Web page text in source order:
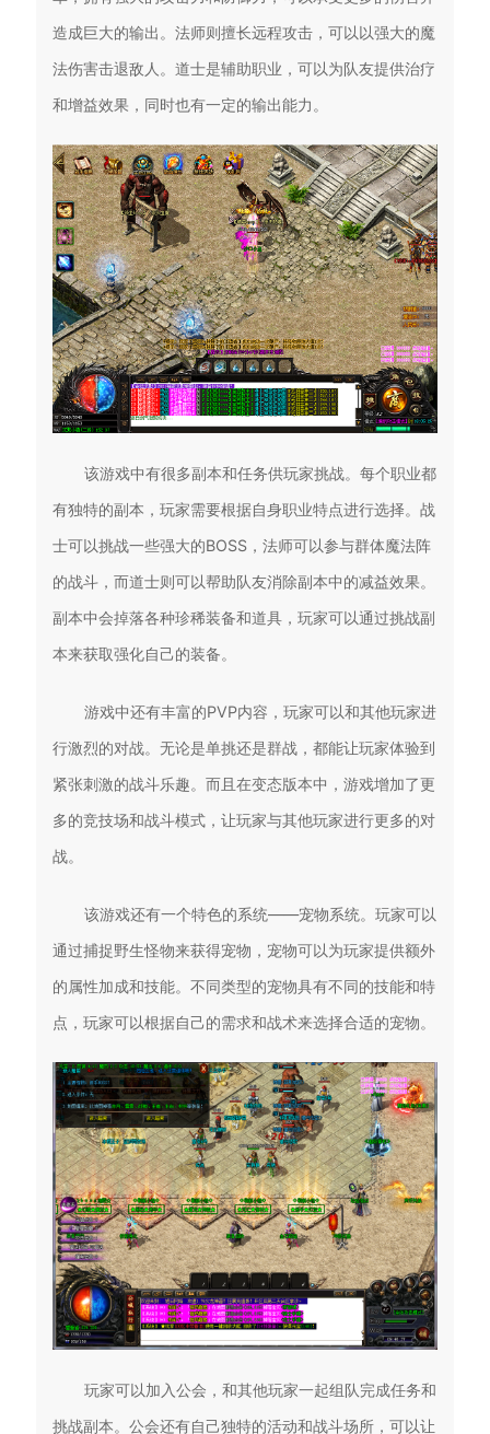
造成巨大的输出。法师则擅长远程攻击，可以以强大的魔
法伤害击退敌人。道士是辅助职业，可以为队友提供治疗
和增益效果，同时也有一定的输出能力。
该游戏中有很多副本和任务供玩家挑战。每个职业都
有独特的副本，玩家需要根据自身职业特点进行选择。战
士可以挑战一些强大的BOSS，法师可以参与群体魔法阵
的战斗，而道士则可以帮助队友消除副本中的减益效果。
副本中会掉落各种珍稀装备和道具，玩家可以通过挑战副
本来获取强化自己的装备。
游戏中还有丰富的PVP内容，玩家可以和其他玩家进
行激烈的对战。无论是单挑还是群战，都能让玩家体验到
紧张刺激的战斗乐趣。而且在变态版本中，游戏增加了更
多的竞技场和战斗模式，让玩家与其他玩家进行更多的对
战。
该游戏还有一个特色的系统——宠物系统。玩家可以
通过捕捉野生怪物来获得宠物，宠物可以为玩家提供额外
的属性加成和技能。不同类型的宠物具有不同的技能和特
点，玩家可以根据自己的需求和战术来选择合适的宠物。
玩家可以加入公会，和其他玩家一起组队完成任务和
挑战副本。公会还有自己独特的活动和战斗场所，可以让